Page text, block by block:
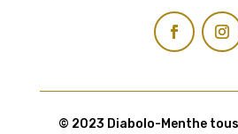
© 2023 Diabolo-Menthe